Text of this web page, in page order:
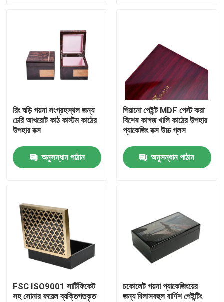
ভিডিও
আমাদের সম্পর্কে
মান নিয়ন্ত্রণ
যোগাযোগ করুন
উদ্ধৃতির জন্য আবেদন
কার্ডবোর্ড পেপার গিফট বক্স
কার্ডবোর্ড টিউব উপহার বাক্স
রিং ঘড়ি গয়না সংগ্রহস্থল জন্য
চেরি আখরোট কাঠ কাস্টম কাঠের
উপহার বক্স
অনুসন্ধান পাঠান
পিয়ানো পেইন্ট MDF পেস্ট করা
বিশেষ কাগজ খালি কাঠের উপহার
প্যাকেজিং বক্স উচ্চ গ্লস
অনুসন্ধান পাঠান
FSC ISO9001 সার্টিফিকেট
সহ সোনার ফয়েল ব্যক্তিগতকৃত
চকোলেট গয়না প্যাকেজিংয়ের
জন্য বিলাসবহুল বার্ণিশ পেইন্টিং